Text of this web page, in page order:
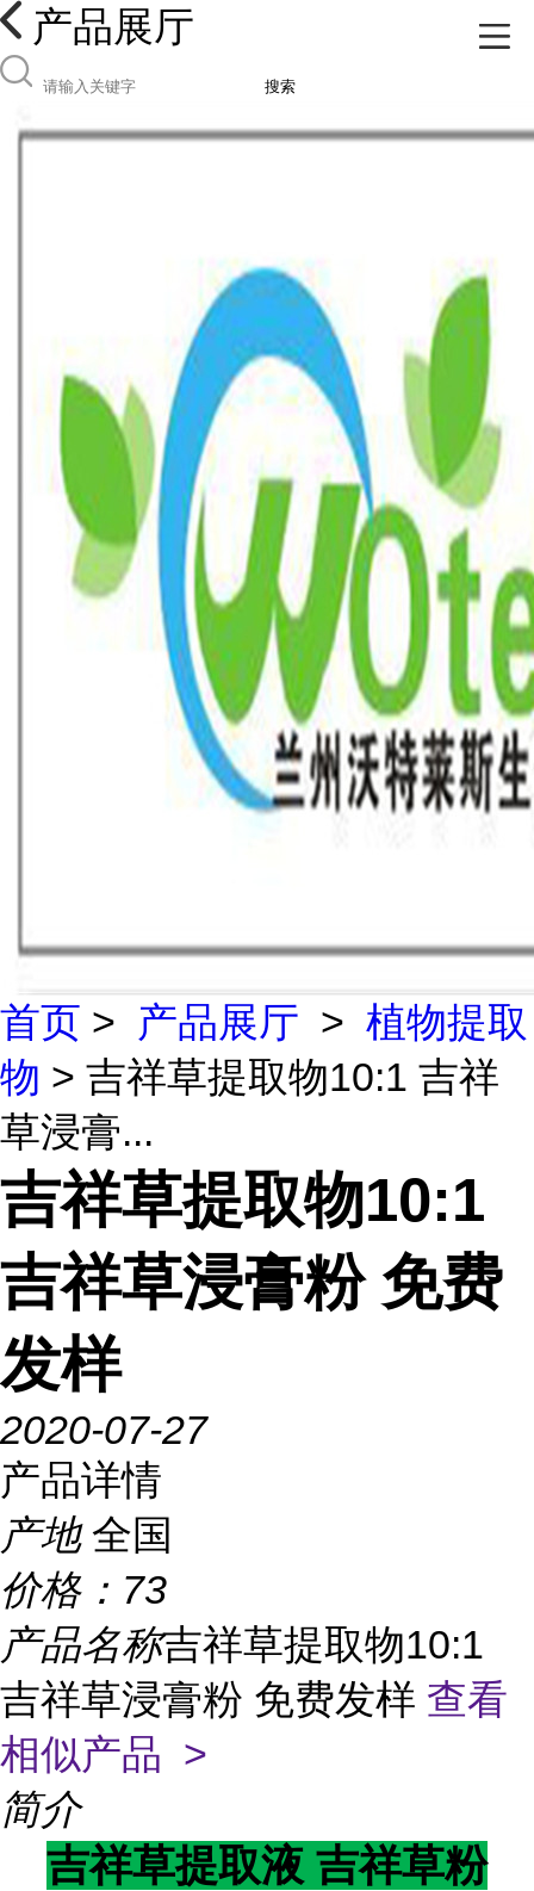
产品展厅
搜索
首页 > 产品展厅 > 植物提取
物 > 吉祥草提取物10:1 吉祥
草浸膏...
吉祥草提取物10:1
吉祥草浸膏粉 免费
发样
2020-07-27
产品详情
产地 全国
价格： 73
产品名称吉祥草提取物10:1
吉祥草浸膏粉 免费发样 查看
相似产品 >
简介
吉祥草提取液 吉祥草粉